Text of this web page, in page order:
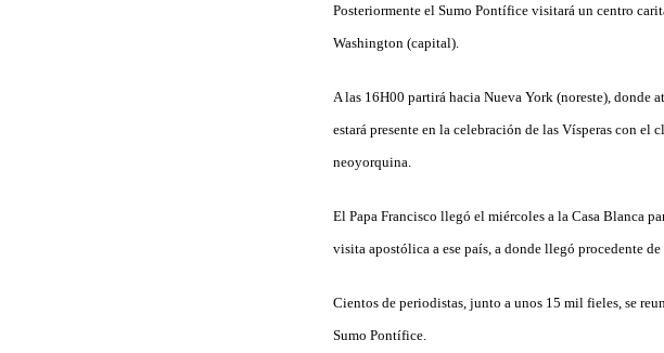
Posteriormente el Sumo Pontífice visitará un centro
Washington (capital).
A las 16H00 partirá hacia Nueva York (noreste), donde
estará presente en la celebración de las Vísperas con
neoyorquina.
El Papa Francisco llegó el miércoles a la Casa Blanca
visita apostólica a ese país, a donde llegó procedente de
Cientos de periodistas, junto a unos 15 mil fieles, se
Sumo Pontífice.